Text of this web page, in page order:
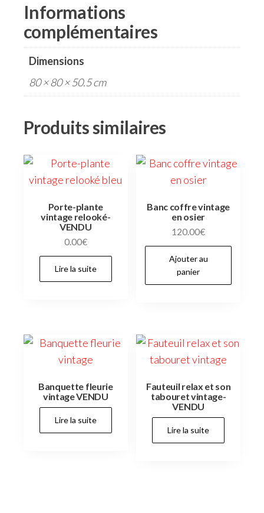
Informations
complémentaires
Dimensions
80 × 80 × 50.5 cm
Produits similaires
Porte-plante
vintage relooké-
VENDU
0.00€
Lire la suite
Banc coffre vintage
en osier
120.00€
Ajouter au
panier
Banquette fleurie
vintage VENDU
Lire la suite
Fauteuil relax et son
tabouret vintage-
VENDU
Lire la suite